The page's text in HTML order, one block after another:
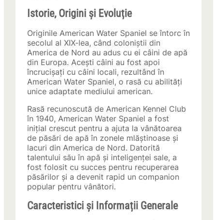
Istorie, Origini și Evoluție
Originile American Water Spaniel se întorc în
secolul al XIX-lea, când coloniștii din
America de Nord au adus cu ei câini de apă
din Europa. Acești câini au fost apoi
încrucișați cu câini locali, rezultând în
American Water Spaniel, o rasă cu abilități
unice adaptate mediului american.
Rasă recunoscută de American Kennel Club
în 1940, American Water Spaniel a fost
inițial crescut pentru a ajuta la vânătoarea
de păsări de apă în zonele mlăștinoase și
lacuri din America de Nord. Datorită
talentului său în apă și inteligenței sale, a
fost folosit cu succes pentru recuperarea
păsărilor și a devenit rapid un companion
popular pentru vânători.
Caracteristici și Informații Generale